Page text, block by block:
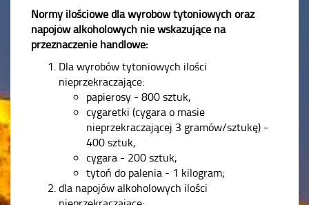
Normy ilościowe dla wyrobów tytoniowych oraz
napojów alkoholowych nie wskazujące na
przeznaczenie handlowe:
Dla wyrobów tytoniowych ilości
nieprzekraczające:
papierosy - 800 sztuk,
cygaretki (cygara o masie
nieprzekraczającej 3 gramów/sztukę) -
400 sztuk,
cygara - 200 sztuk,
tytoń do palenia - 1 kilogram;
dla napojów alkoholowych ilości